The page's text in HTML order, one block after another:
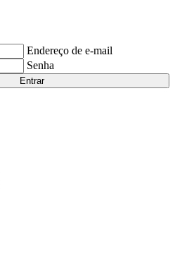
Endereço de e-mail
Senha
Entrar